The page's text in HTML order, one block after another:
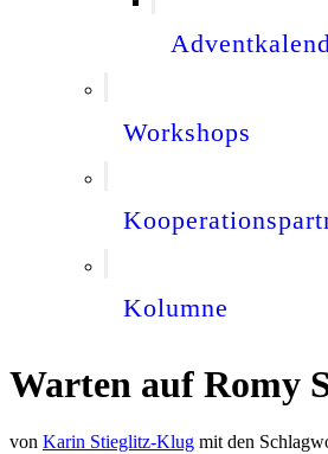
Workshops
Kolumne
Warten auf Romy
von Karin Stieglitz-Klug mit den